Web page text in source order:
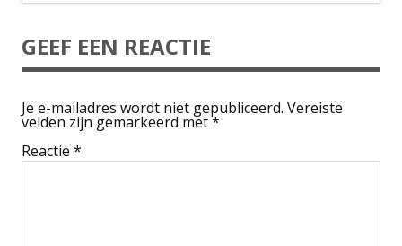
GEEF EEN REACTIE
Je e-mailadres wordt niet gepubliceerd. Vereiste
velden zijn gemarkeerd met*
Reactie *